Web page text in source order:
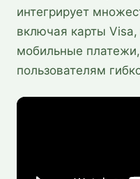
интегрирует
включая карты
мобильные
пользователям